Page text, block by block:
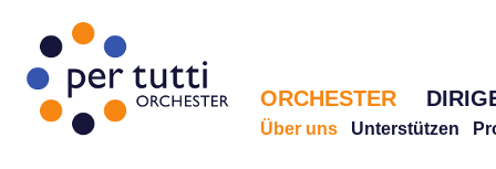
ORCHESTER
Über uns Unterstützen